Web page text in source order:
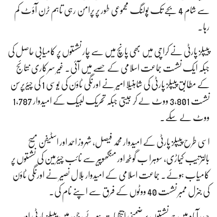
سے شام 4 بجے تک پولنگ مجموعی طور پر پرامن رہی تاہم ٹرن آؤٹ کم
رہا۔
پیپلز پارٹی نے کراچی میں بھی پانچ میں سے چار نشستوں پر کامیابی حاصل کی
جبکہ ایک نشست جماعت اسلامی کے حصے میں آئی۔ غیر سرکاری نتائج
کے مطابق پیپلز پارٹی کی شاہنیلا امیر نے اورنگی ٹاؤن کی یوسی 1 کی چیئرپرسن
نشست 3,801 ووٹ لے کر جیتی جبکہ تحریک لبیک کے امیدوار 1,787
ووٹ لے سکے۔
اسی طرح پیپلز پارٹی کے امیدوار محمد فیصل، شہروز احمد اور اسٹیفن مسیح
بالترتیب کیماڑی، سوہرا ب گوٹھ اور منگھوپیر سے نائب چیئرمین کی نشستوں پر
کامیاب ہوئے۔ جماعت اسلامی کے امیدوار بلال نصیر نے اورنگی ٹاؤن
کی جنرل ممبر نشست 40 ووٹوں کے فرق سے اپنے نام کی۔